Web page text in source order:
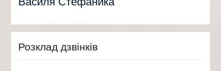
Розклад дзвінків